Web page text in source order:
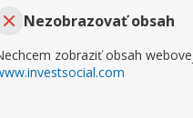
Nezobrazovať obsah
zobraziť obsah
Member
vlákno, lebo by ma
kde sa radi vraciate